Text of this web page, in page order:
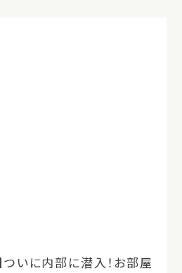
ついに内部に潜入！お部屋